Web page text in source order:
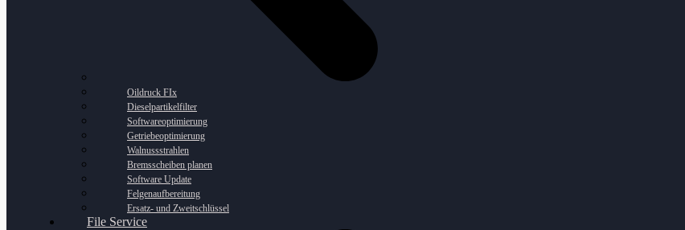
Oildruck FIx
Dieselpartikelfilter
Softwareoptimierung
Getriebeoptimierung
Walnussstrahlen
Bremsscheiben planen
Software Update
Felgenaufbereitung
Ersatz- und Zweitschlüssel
File Service